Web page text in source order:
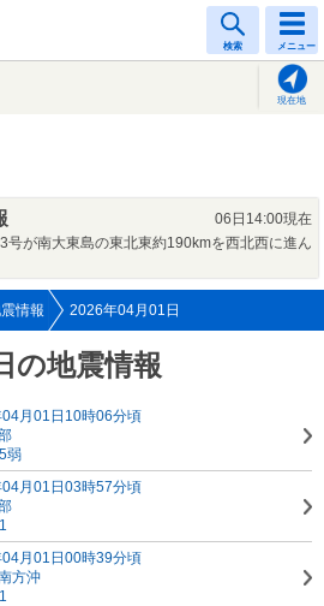
検索 メニュー
現在地
06日14:00現在
号が南大東島の東北東約190kmを西北西に進ん
情報 2026年04月01日
の地震情報
月01日10時06分頃
弱
月01日03時57分頃
月01日00時39分頃
方沖